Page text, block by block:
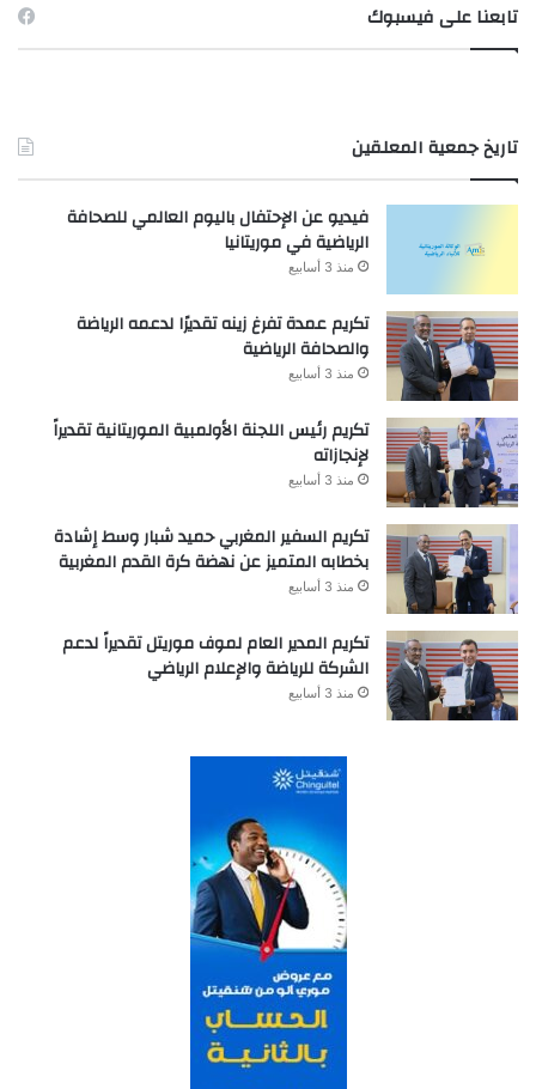
تابعنا على فيسبوك
تاريخ جمعية المعلقين
فيديو عن الإحتفال باليوم العالمي للصحافة
الرياضية في موريتانيا
منذ 3 أسابيع
تكريم عمدة تفرغ زينه تقديرًا لدعمه الرياضة
والصحافة الرياضية
منذ 3 أسابيع
تكريم رئيس اللجنة الأولمبية الموريتانية تقديراً
لإنجازاته
منذ 3 أسابيع
تكريم السفير المغربي حميد شبار وسط إشادة
بخطابه المتميز عن نهضة كرة القدم المغربية
منذ 3 أسابيع
تكريم المدير العام لموف موريتل تقديراً لدعم
الشركة للرياضة والإعلام الرياضي
منذ 3 أسابيع